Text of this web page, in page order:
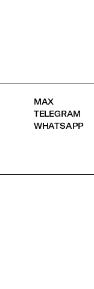
MAX
TELEGRAM
WHATSAPP